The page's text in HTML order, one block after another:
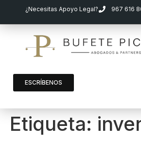
¿Necesitas Apoyo Legal? 967 616
ESCRÍBENOS
Etiqueta: